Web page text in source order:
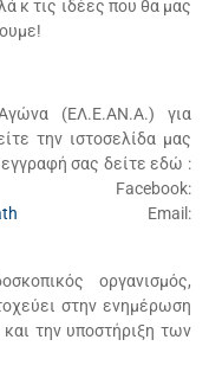
κ τις ιδέες που θα μας
Αγώνα (EΛ.Ε.ΑΝ.Α.) για
την ιστοσελίδα μας
εγγραφή σας δείτε εδώ :
Email:
οργανισμός,
στην ενημέρωση
την υποστήριξη των